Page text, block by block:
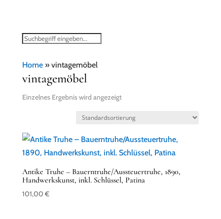
Home» vintagemöbel
vintagemöbel
Einzelnes Ergebnis wird angezeigt
Antike Truhe – Bauerntruhe/Aussteuertruhe, 1890,
Handwerkskunst, inkl. Schlüssel, Patina
101,00 €